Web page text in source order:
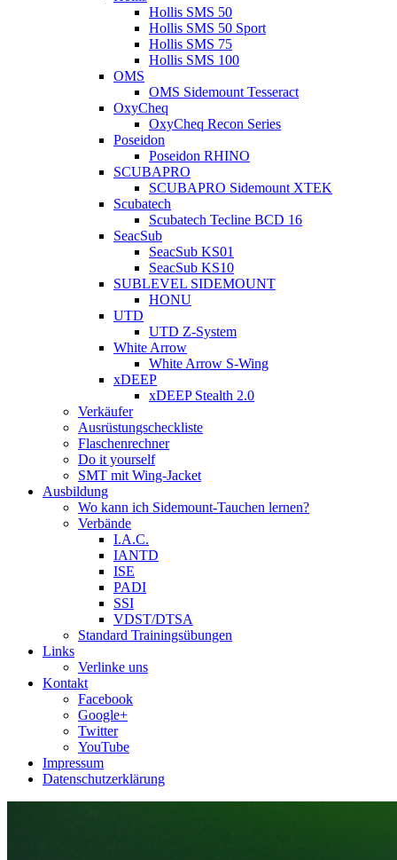
Hollis SMS 50
Hollis SMS 50 Sport
Hollis SMS 75
Hollis SMS 100
OMS
OMS Sidemount Tesseract
OxyCheq
OxyCheq Recon Series
Poseidon
Poseidon RHINO
SCUBAPRO
SCUBAPRO Sidemount XTEK
Scubatech
Scubatech Tecline BCD 16
SeacSub
SeacSub KS01
SeacSub KS10
SUBLEVEL SIDEMOUNT
HONU
UTD
UTD Z-System
White Arrow
White Arrow S-Wing
xDEEP
xDEEP Stealth 2.0
Verkäufer
Ausrüstungscheckliste
Flaschenrechner
Do it yourself
SMT mit Wing-Jacket
Ausbildung
Wo kann ich Sidemount-Tauchen lernen?
Verbände
I.A.C.
IANTD
ISE
PADI
SSI
VDST/DTSA
Standard Trainingsübungen
Links
Verlinke uns
Kontakt
Facebook
Google+
Twitter
YouTube
Impressum
Datenschutzerklärung